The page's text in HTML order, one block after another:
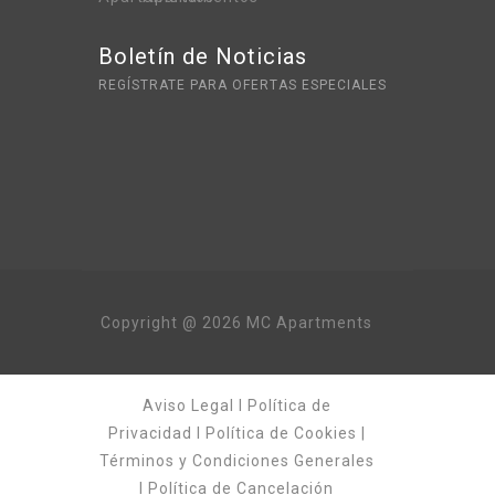
Boletín de Noticias
REGÍSTRATE PARA OFERTAS ESPECIALES
Copyright @ 2026 MC Apartments
Aviso Legal
Política de
Privacidad
Política de Cookies
Términos y Condiciones Generales
Política de Cancelación